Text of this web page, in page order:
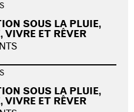
SOUS LA PLUIE,
VIVRE ET RÊVER
SOUS LA PLUIE,
VIVRE ET RÊVER